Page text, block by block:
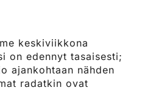
keskiviikkona
on edennyt tasaisesti;
ajankohtaan nähden
radatkin ovat